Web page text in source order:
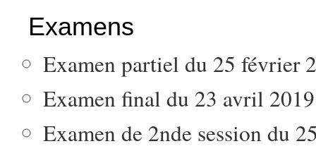
Examens
Examen partiel du 25 février
Examen final du 23 avril
Examen de 2nde session du